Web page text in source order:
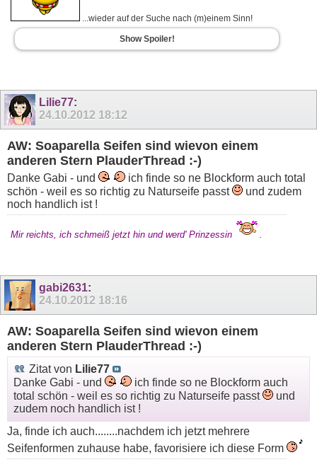
...wieder auf der Suche nach (m)einem Sinn!
Show Spoiler!
Lilie77:
24.10.2012 18:12
AW: Soaparella Seifen sind wievon einem
anderen Stern PlauderThread :-)
Danke Gabi - und
ich finde so ne Blockform auch total
schön - weil es so richtig zu Naturseife passt
und zudem
noch handlich ist !
Mir reichts, ich schmeiß jetzt hin und werd' Prinzessin
gabi2631:
24.10.2012 18:16
AW: Soaparella Seifen sind wievon einem
anderen Stern PlauderThread :-)
Zitat von Lilie77
Danke Gabi - und
ich finde so ne Blockform auch
total schön - weil es so richtig zu Naturseife passt
und
zudem noch handlich ist !
Ja, finde ich auch........nachdem ich jetzt mehrere
Seifenformen zuhause habe, favorisiere ich diese Form